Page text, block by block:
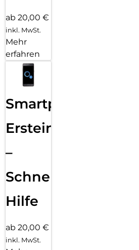
ab 20,00 €
inkl. MwSt.
Mehr
erfahren
Smartphone
Ersteinrichtung
–
Schnelle
Hilfe
ab 20,00 €
inkl. MwSt.